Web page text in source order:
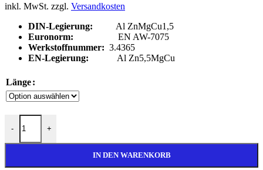
inkl. MwSt. zzgl. Versandkosten
DIN-Legierung:
Al ZnMgCu1,5
Euronorm: EN AW-7075
Werkstoffnummer: 3.4365
EN-Legierung: Al Zn5,5MgCu
Länge
-
Ø 60mm Aluminium Rundstange AlZnMgCu1,5 Menge
+
IN DEN WARENKORB